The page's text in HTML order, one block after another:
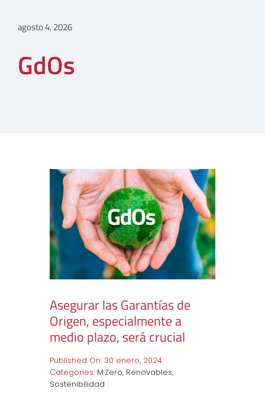
agosto 4, 2026
GdOs
Asegurar las Garantías de
Origen, especialmente a
medio plazo, será crucial
Published On: 30 enero, 2024
Categories: M·Zero, Renovables,
Sostenibilidad